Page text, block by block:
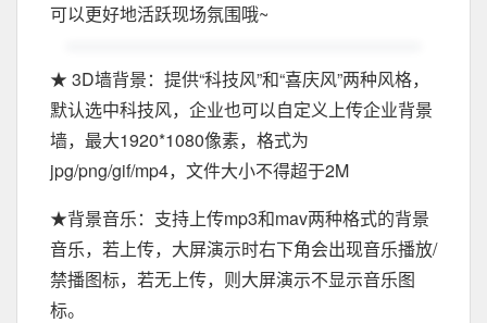
可以更好地活跃现场氛围哦~
★ 3D墙背景：提供“科技风”和“喜庆风”两种风格，
默认选中科技风，企业也可以自定义上传企业背景
墙，最大1920*1080像素，格式为
jpg/png/gif/mp4，文件大小不得超于2M
★背景音乐：支持上传mp3和mav两种格式的背景
音乐，若上传，大屏演示时右下角会出现音乐播放/
禁播图标，若无上传，则大屏演示不显示音乐图
标。